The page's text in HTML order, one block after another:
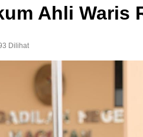
Ahli Waris
Dilihat